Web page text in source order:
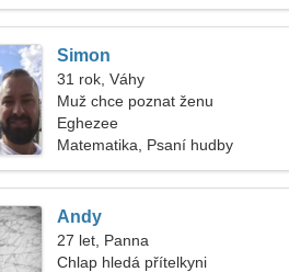
Simon
31 rok, Váhy
Muž chce poznat ženu
Eghezee
Matematika, Psaní hudby
Andy
27 let, Panna
Chlap hledá přítelkyni